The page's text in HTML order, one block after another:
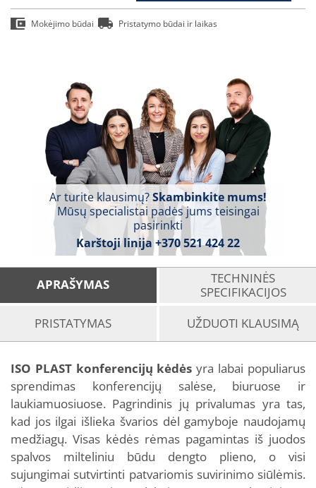
Mokėjimo būdai Pristatymo būdai ir laikas
Ar turite klausimų?Skambinkite mums!
Mūsų specialistai padės jums teisingai
pasirinkti
Karštoji linija +370 521 424 22
APRAŠYMAS
TECHNINĖS
SPECIFIKACIJOS
PRISTATYMAS
UŽDUOTI KLAUSIMĄ
ISO PLAST konferencijų kėdės yra labai populiarus
sprendimas konferencijų salėse, biuruose ir
laukiamuosiuose. Pagrindinis jų privalumas yra tas,
kad jos ilgai išlieka švarios dėl gamyboje naudojamų
medžiagų. Visas kėdės rėmas pagamintas iš juodos
spalvos milteliniu būdu dengto plieno, o visi
sujungimai sutvirtinti patvariomis suvirinimo siūlėmis.